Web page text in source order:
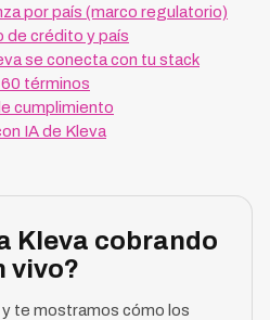
por país (marco regulatorio)
de crédito y país
se conecta con tu stack
términos
cumplimiento
IA de Kleva
Kleva cobrando
vivo?
te mostramos cómo los